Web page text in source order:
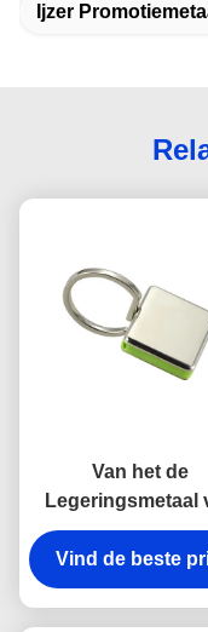
Ijzer
Van het de
Legeringsmetaal
het haakzink van
kettingshouder
belangrijke
Vind de beste